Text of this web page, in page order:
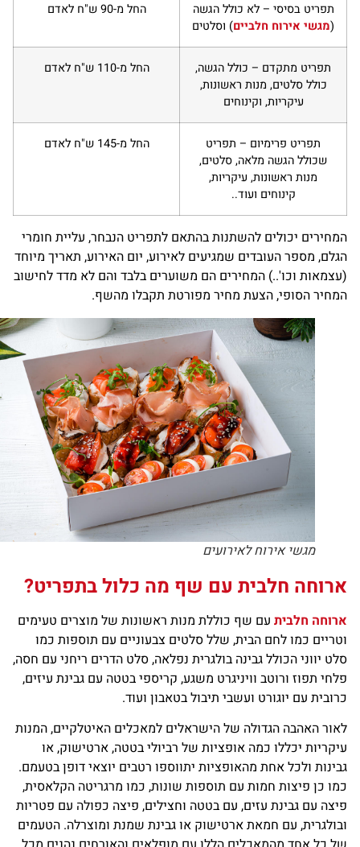
תפריט בסיסי – לא כולל הגשה
מגשי אירוח חלביים) וסלטים
החל מ-90 ש"ח לאדם
תפריט מתקדם – כולל הגשה,
כולל סלטים, מנות ראשונות,
עיקריות, וקינוחים
החל מ-110 ש"ח לאדם
תפריט פרימיום – תפריט
שכולל הגשה מלאה, סלטים,
מנות ראשונות, עיקריות,
קינוחים ועוד..
החל מ-145 ש"ח לאדם
יכולים להשתנות בהתאם לתפריט הנבחר, עליית חומרי
מספר העובדים שמגיעים לאירוע, יום האירוע, תאריך מיוחד
וכו'..) המחירים הם משוערים בלבד והם לא מדד לחישוב
הסופי, הצעת מחיר מפורטת תקבלו מהשף.
מגשי אירוח לאירועים
חלבית עם שף מה כלול בתפריט?
חלביתעם שף כוללת מנות ראשונות של מוצרים טעימים
כמו לחם הבית, שלל סלטים צבעוניים עם תוספות כמו
יווני הכולל גבינה בולגרית נפלאה, סלט הדרים ריחני עם חסה,
תפוז ורוטב וויניגרט משגע, קריספי בטטה עם גבינת עיזים,
עם יוגורט ועשבי תיבול בטאבון ועוד.
האהבה הגדולה של הישראלים למאכלים האיטלקיים, המנות
יכללו כמה אופציות של רביולי בטטה, ארטישוק, או
ולכל אחת מהאופציות יתווספו רטבים יוצאי דופן בטעמם.
כן פיצות חמות עם תוספות שונות, כמו מרגריטה הקלאסית,
עם גבינת עזים, עם בטטה וחצילים, פיצה כפולה עם פטריות
עם חמאת ארטישוק או גבינת שמנת ומוצרלה. הטעמים